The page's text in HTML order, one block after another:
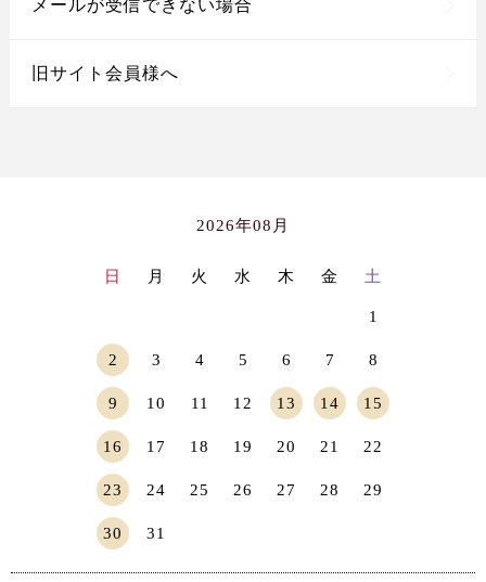
メールが受信できない場合
旧サイト会員様へ
2026年08月
日 月 火 水 木 金 土
1
2 3 4 5 6 7 8
9 10 11 12 13 14 15
16 17 18 19 20 21 22
23 24 25 26 27 28 29
30 31